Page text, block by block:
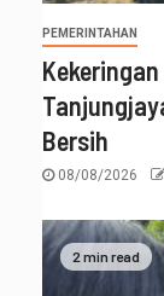
PEMERINTAHAN
Bersih
08/08/2026
2 min read